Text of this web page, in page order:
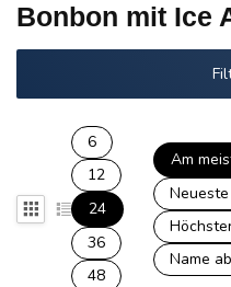
Bonbon mit Ice
6
12
24
36
48
Am
Name